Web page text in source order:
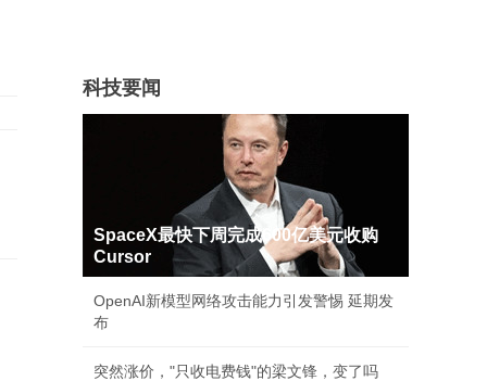
科技要闻
SpaceX最快下周完成600亿美元收购
Cursor
OpenAI新模型网络攻击能力引发警惕 延期发
布
突然涨价，"只收电费钱"的梁文锋，变了吗